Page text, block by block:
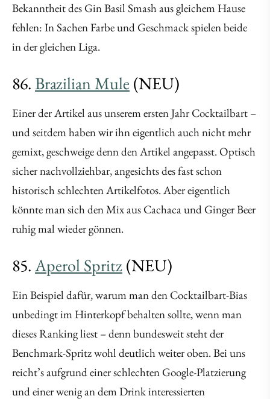
Bekanntheit des Gin Basil Smash aus gleichem Hause
fehlen: In Sachen Farbe und Geschmack spielen beide
in der gleichen Liga.
86.Brazilian Mule(NEU)
Einer der Artikel aus unserem ersten Jahr Cocktailbart –
und seitdem haben wir ihn eigentlich auch nicht mehr
gemixt, geschweige denn den Artikel angepasst. Optisch
sicher nachvollziehbar, angesichts des fast schon
historisch schlechten Artikelfotos. Aber eigentlich
könnte man sich den Mix aus Cachaca und Ginger Beer
ruhig mal wieder gönnen.
85.Aperol Spritz(NEU)
Ein Beispiel dafür, warum man den Cocktailbart-Bias
unbedingt im Hinterkopf behalten sollte, wenn man
dieses Ranking liest – denn bundesweit steht der
Benchmark-Spritz wohl deutlich weiter oben. Bei uns
reicht’s aufgrund einer schlechten Google-Platzierung
und einer wenig an dem Drink interessierten